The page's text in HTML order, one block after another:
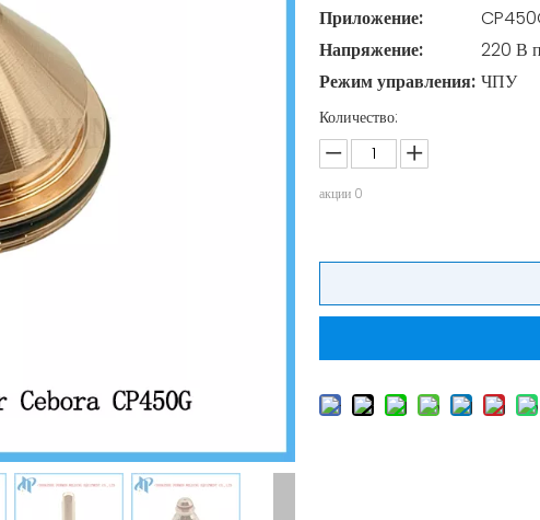
Приложение:
Напряжение:
220 В
Режим управления: ЧПУ
Количество:
акции 0